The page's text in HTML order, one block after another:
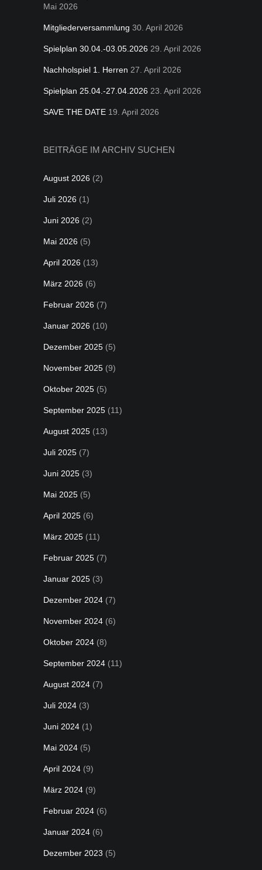
Mai 2026
Mitgliederversammlung 30. April 2026
Spielplan 30.04.-03.05.2026 29. April 2026
Nachholspiel 1. Herren 27. April 2026
Spielplan 25.04.-27.04.2026 23. April 2026
SAVE THE DATE 19. April 2026
BEITRÄGE IM ARCHIV SUCHEN
August 2026 (2)
Juli 2026 (1)
Juni 2026 (2)
Mai 2026 (5)
April 2026 (13)
März 2026 (6)
Februar 2026 (7)
Januar 2026 (10)
Dezember 2025 (5)
November 2025 (9)
Oktober 2025 (5)
September 2025 (11)
August 2025 (13)
Juli 2025 (7)
Juni 2025 (3)
Mai 2025 (5)
April 2025 (6)
März 2025 (11)
Februar 2025 (7)
Januar 2025 (3)
Dezember 2024 (7)
November 2024 (6)
Oktober 2024 (8)
September 2024 (11)
August 2024 (7)
Juli 2024 (3)
Juni 2024 (1)
Mai 2024 (5)
April 2024 (9)
März 2024 (9)
Februar 2024 (6)
Januar 2024 (6)
Dezember 2023 (5)